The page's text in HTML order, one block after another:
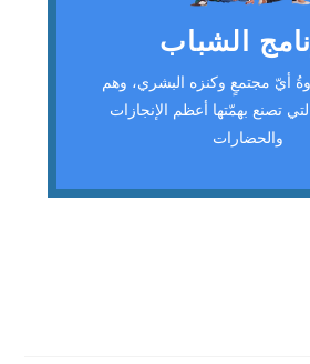
أيّ مجتمعٍ وكنزه البشري، وهم
التي تصنع بهمّتها أعظم الإنجازات
والحضارات
المزيد !
اضغط هنا